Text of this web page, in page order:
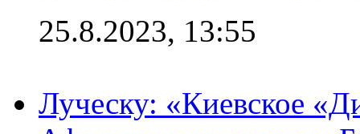
25.8.2023, 13:55
Луческу: «Киевское